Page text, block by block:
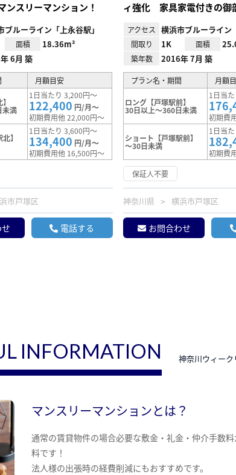
ンスリーマンション！
ブルーライン「上永谷駅」
面積 18.36m²
6月 築
月額目安
未満
1日当たり 3,200円～
122,400 円/月～
初期費用他 22,000円～
】
1日当たり 3,600円～
134,400 円/月～
初期費用他 16,500円～
市戸塚区
電話する
ィ強化 家具家電付きの御
アクセス 横浜市ブルーライン
間取り 1K 面積
築年数 2016年 7月 築
プラン名・期間 月額
ロング【戸塚駅前】
30日以上～360日未満
1日当
初期費
ショート【戸塚駅前】
～30日未満
1日当
初期費
保証人不要
神奈川県 横浜市戸塚区
お問合わせ
INFORMATION 神奈川ウィー
マンスリーマンションとは？
通常の賃貸物件の場合必要な敷金・礼金・仲介手数
料です！
法人様の出張時の経費削減にもおすすめです。